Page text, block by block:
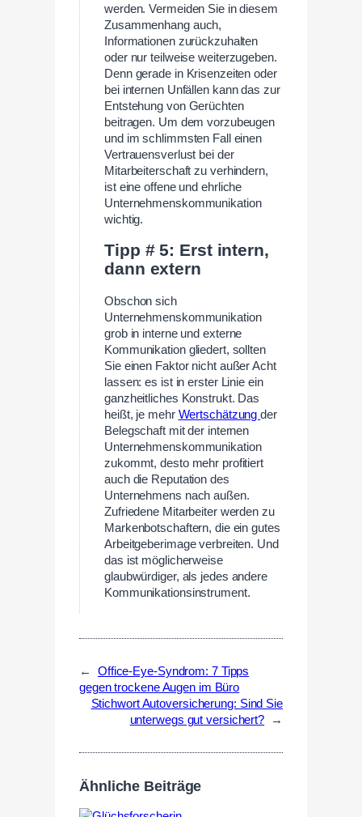
werden. Vermeiden Sie in diesem
Zusammenhang auch,
Informationen zurückzuhalten
oder nur teilweise weiterzugeben.
Denn gerade in Krisenzeiten oder
bei internen Unfällen kann das zur
Entstehung von Gerüchten
beitragen. Um dem vorzubeugen
und im schlimmsten Fall einen
Vertrauensverlust bei der
Mitarbeiterschaft zu verhindern,
ist eine offene und ehrliche
Unternehmenskommunikation
wichtig.
Tipp # 5: Erst intern,
dann extern
Obschon sich
Unternehmenskommunikation
grob in interne und externe
Kommunikation gliedert, sollten
Sie einen Faktor nicht außer Acht
lassen: es ist in erster Linie ein
ganzheitliches Konstrukt. Das
heißt, je mehr Wertschätzungder
Belegschaft mit der internen
Unternehmenskommunikation
zukommt, desto mehr profitiert
auch die Reputation des
Unternehmens nach außen.
Zufriedene Mitarbeiter werden zu
Markenbotschaftern, die ein gutes
Arbeitgeberimage verbreiten. Und
das ist möglicherweise
glaubwürdiger, als jedes andere
Kommunikationsinstrument.
←
Office-Eye-Syndrom: 7 Tipps
gegen trockene Augen im Büro
Stichwort Autoversicherung: Sind Sie
unterwegs gut versichert?
→
Ähnliche Beiträge